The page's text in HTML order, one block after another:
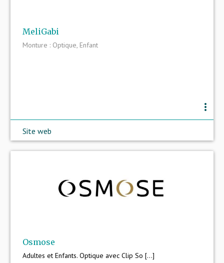
MeliGabi
Monture : Optique, Enfant
more_vert
Site web
Osmose
Adultes et Enfants. Optique avec Clip So [...]